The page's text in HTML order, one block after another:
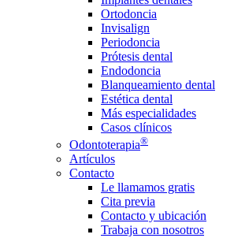
Ortodoncia
Invisalign
Periodoncia
Prótesis dental
Endodoncia
Blanqueamiento dental
Estética dental
Más especialidades
Casos clínicos
Odontoterapia®
Artículos
Contacto
Le llamamos gratis
Cita previa
Contacto y ubicación
Trabaja con nosotros